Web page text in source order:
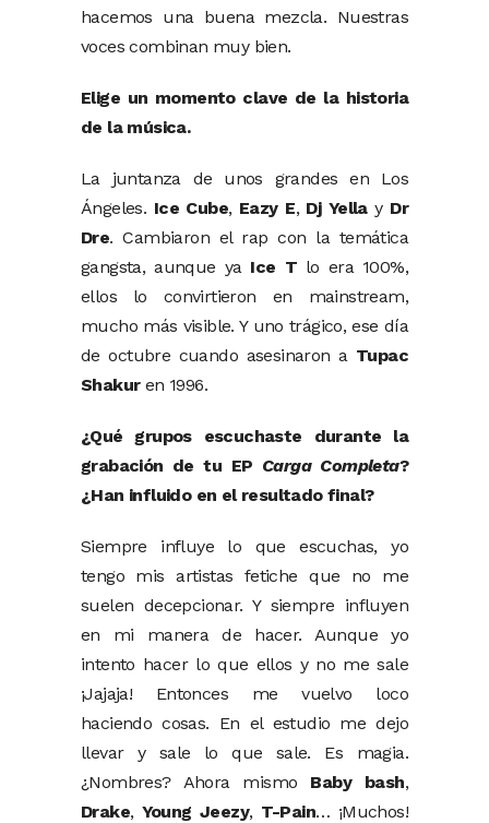
hacemos una buena mezcla. Nuestras
voces combinan muy bien.
Elige un momento clave de la historia
de la música.
La juntanza de unos grandes en Los
Ángeles. Ice Cube, Eazy E, Dj Yellay Dr
Dre. Cambiaron el rap con la temática
gangsta, aunque ya Ice T lo era 100%,
ellos lo convirtieron en mainstream,
mucho más visible. Y uno trágico, ese día
de octubre cuando asesinaron a Tupac
Shakuren 1996.
¿Qué grupos escuchaste durante la
grabación de tu EP Carga Completa?
¿Han influido en el resultado final?
Siempre influye lo que escuchas, yo
tengo mis artistas fetiche que no me
suelen decepcionar. Y siempre influyen
en mi manera de hacer. Aunque yo
intento hacer lo que ellos y no me sale
¡Jajaja! Entonces me vuelvo loco
haciendo cosas. En el estudio me dejo
llevar y sale lo que sale. Es magia.
¿Nombres? Ahora mismo Baby bash,
Drake, Young Jeezy, T-Pain… ¡Muchos!